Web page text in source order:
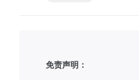
免责声明：